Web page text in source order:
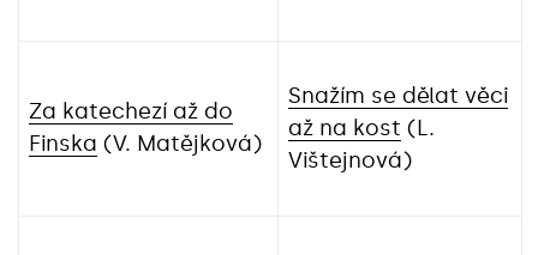
Za katechezí až do
Finska (V. Matějková)
Snažím se dělat věci
až na kost (L.
Vištejnová)